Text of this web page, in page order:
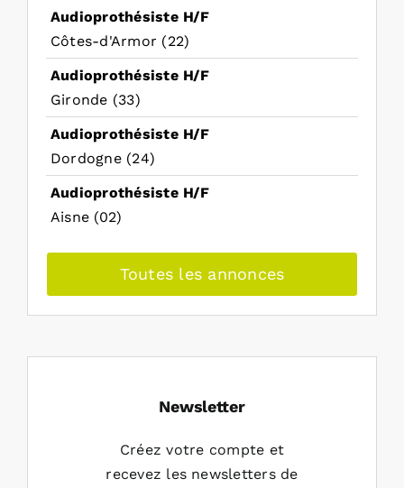
Audioprothésiste H/F
Côtes-d'Armor (22)
Audioprothésiste H/F
Gironde (33)
Audioprothésiste H/F
Dordogne (24)
Audioprothésiste H/F
Aisne (02)
Toutes les annonces
Newsletter
Créez votre compte et
recevez les newsletters de